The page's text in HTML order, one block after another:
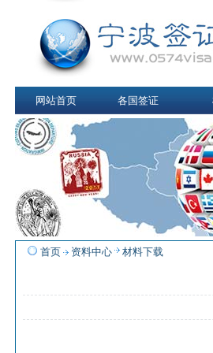
网站首页 各国签证
首页 资料中心 材料下载